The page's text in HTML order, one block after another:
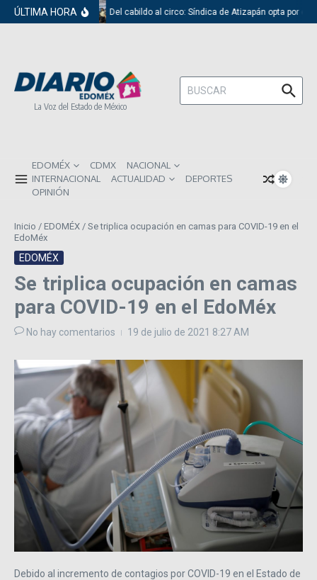
Saltar al contenido
ÚLTIMA HORA Del cabildo al circo: Síndica de Atizapán opta por el
La Voz del Estado de México
Buscar:
EDOMÉX CDMX
NACIONAL
INTERNACIONAL
ACTUALIDAD
DEPORTES
OPINIÓN
Inicio / EDOMÉX / Se triplica ocupación en camas para COVID-19 en el
EdoMéx
EDOMÉX
Se triplica ocupación en camas
para COVID-19 en el EdoMéx
No hay comentarios 19 de julio de 2021 8:27 AM
Debido al incremento de contagios por COVID-19 en el Estado de